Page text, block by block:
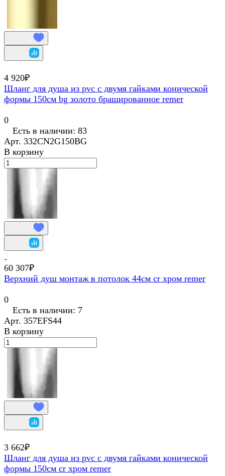
4 920₽
Шланг для душа из pvc с двумя гайками конической
формы 150см bg золото брашированное remer
0
Есть в наличии: 83
Арт. 332CN2G150BG
В корзину
60 307₽
Верхний душ монтаж в потолок 44см cr хром remer
0
Есть в наличии: 7
Арт. 357EFS44
В корзину
3 662₽
Шланг для душа из pvc с двумя гайками конической
формы 150см cr хром remer